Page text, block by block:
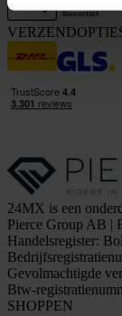
24MX is een
Pierce Group AB |
Handelsregister:
Gevolmachtigde
Btw-
SHOPPEN